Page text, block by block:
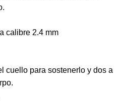
calibre 2.4 mm
cuello para sostenerlo y dos a